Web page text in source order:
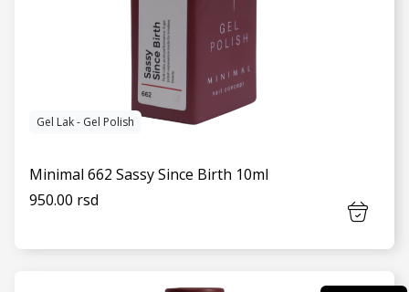
Gel Lak - Gel Polish
Minimal 662 Sassy Since Birth 10ml
950.00 rsd